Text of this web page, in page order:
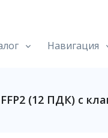
Навигация
(12 ПДК) с